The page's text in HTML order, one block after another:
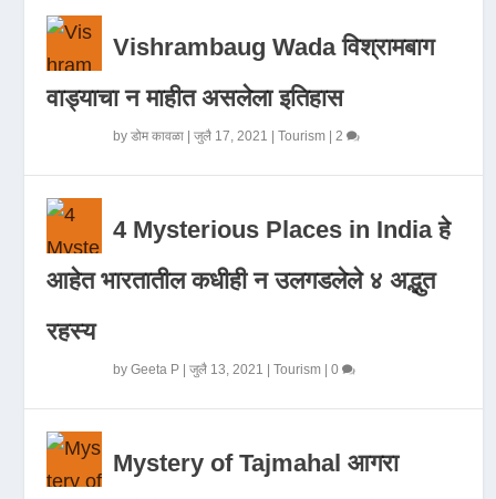
Vishrambaug Wada विश्रामबाग
वाड्याचा न माहीत असलेला इतिहास
byडोम कावळा |जुलै 17, 2021 |Tourism |2
4 Mysterious Places in India हे
आहेत भारतातील कधीही न उलगडलेले ४ अद्भुत
रहस्य
byGeeta P |जुलै 13, 2021 |Tourism |0
Mystery of Tajmahal आगरा